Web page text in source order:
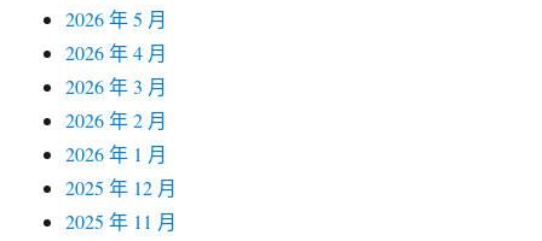
2026 年 5 月
2026 年 4 月
2026 年 3 月
2026 年 2 月
2026 年 1 月
2025 年 12 月
2025 年 11 月